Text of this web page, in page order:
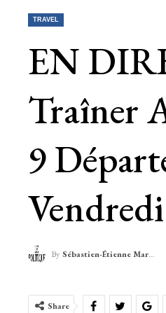
TRAVEL
EN
Traîner
9
Vendredi
By Sébastien-Étienne Marechal
Share